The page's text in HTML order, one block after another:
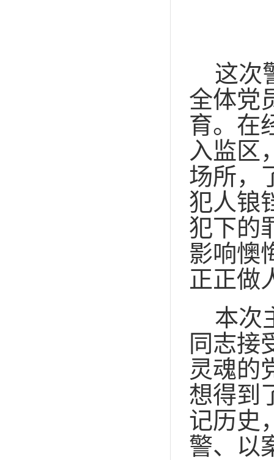
这次
全体党
育。在
入监区
场所，
犯人锒
犯下的
影响懊
正正做
本次
同志接
灵魂的
想得到
记历史
警、以